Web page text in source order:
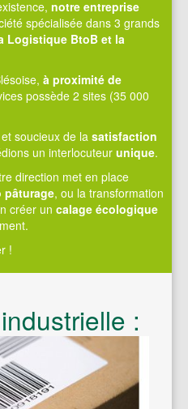
notre entreprise
spécialisée dans 3 grands
Logistique BtoB et la
à proximité de
possède 2 sites (35 000
soucieux de lasatisfaction
un interlocuteurunique.
direction met en place
pâturage, ou la transformation
créer uncalage écologique
!
: